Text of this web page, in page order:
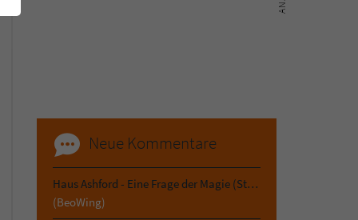
Neue Kommentare
Haus Ashford - Eine Frage der Magie (Stephen Oakwood 3)
(BeoWing)